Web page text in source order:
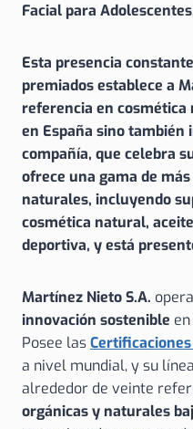
Facial para Adolescentes
Esta presencia
premiados establece a
referencia en
en España sino
compañía, que celebra
ofrece una gama de
naturales, incluyendo
cosmética natural,
deportiva, y está
Martínez Nieto S.A.
innovación sostenible
Posee las
a nivel mundial, y su
alrededor de veinte
orgánicas y naturales